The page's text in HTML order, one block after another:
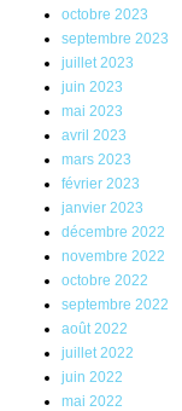
octobre 2023
septembre 2023
juillet 2023
juin 2023
mai 2023
avril 2023
mars 2023
février 2023
janvier 2023
décembre 2022
novembre 2022
octobre 2022
septembre 2022
août 2022
juillet 2022
juin 2022
mai 2022